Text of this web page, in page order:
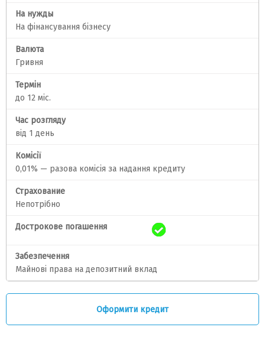
На нужды
На фінансування бізнесу
Валюта
Гривня
Термін
до 12 міс.
Час розгляду
від 1 день
Комісії
0,01% — разова комісія за надання кредиту
Страхование
Непотрiбно
Дострокове погашення
Забезпечення
Майнові права на депозитний вклад
Оформити кредит